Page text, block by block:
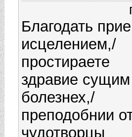
Благодать
исцелением,/
простираете
здравие
болезнех,/
преподобнии
чудотворцы